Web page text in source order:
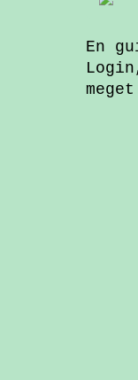
En